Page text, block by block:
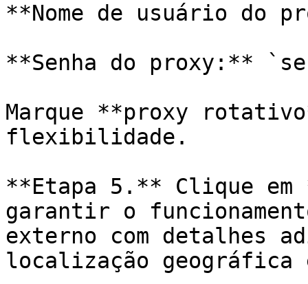
**Nome de usuário do
**Senha do proxy:**
Marque **proxy
flexibilidade.
**Etapa 5.** Clique
garantir o
externo com detalhes
localização